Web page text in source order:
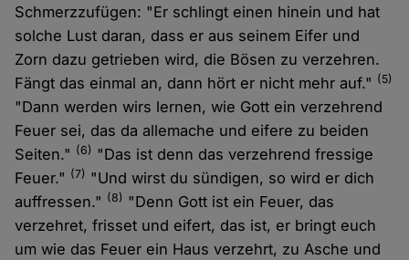
Schmerzzufügen: "Er schlingt einen hinein und hat
solche Lust daran, dass er aus seinem Eifer und
Zorn dazu getrieben wird, die Bösen zu verzehren.
Fängt das einmal an, dann hört er nicht mehr auf." (5)
"Dann werden wirs lernen, wie Gott ein verzehrend
Feuer sei, das da allemache und eifere zu beiden
Seiten." (6) "Das ist denn das verzehrend fressige
Feuer." (7) "Und wirst du sündigen, so wird er dich
auffressen." (8) "Denn Gott ist ein Feuer, das
verzehret, frisset und eifert, das ist, er bringt euch
um wie das Feuer ein Haus verzehrt, zu Asche und